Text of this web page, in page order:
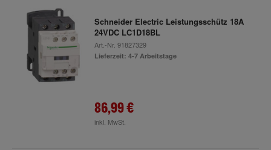
Schneider Electric Leistungsschütz 18A
24VDC LC1D18BL
Art.-Nr. 91827329
Lieferzeit: 4-7 Arbeitstage
86,99 €
inkl. MwSt.